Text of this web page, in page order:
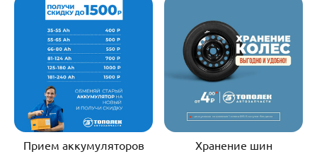
Прием аккумуляторов Хранение шин